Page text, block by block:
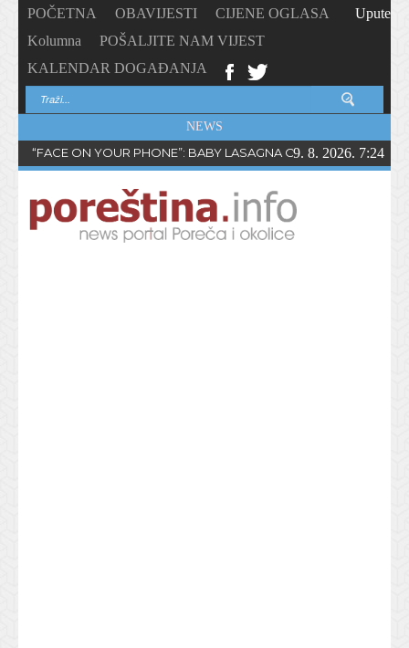
POČETNA OBAVIJESTI
CIJENE OGLASA
Kolumna
POŠALJITE NAM VIJEST
KALENDAR DOGAĐANJA
Upute
NEWS
“FACE ON YOUR PHONE”: BABY LASAGNA OBJAVIO NOVI
9. 8. 2026. 7:24